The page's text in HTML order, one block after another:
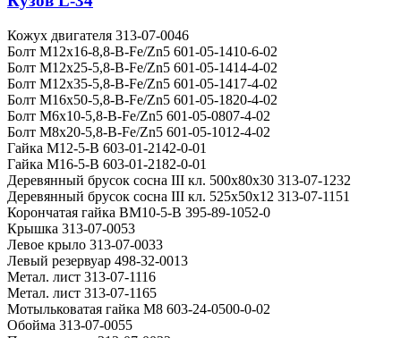
Кожух двигателя 313-07-0046
Болт M12x16-8,8-B-Fe/Zn5 601-05-1410-6-02
Болт M12x25-5,8-B-Fe/Zn5 601-05-1414-4-02
Болт M12x35-5,8-B-Fe/Zn5 601-05-1417-4-02
Болт M16x50-5,8-B-Fe/Zn5 601-05-1820-4-02
Болт M6x10-5,8-B-Fe/Zn5 601-05-0807-4-02
Болт M8x20-5,8-B-Fe/Zn5 601-05-1012-4-02
Гайка M12-5-B 603-01-2142-0-01
Гайка M16-5-B 603-01-2182-0-01
Деревянный брусок сосна III кл. 500x80x30 313-07-1232
Деревянный брусок сосна III кл. 525x50x12 313-07-1151
Корончатая гайка BM10-5-B 395-89-1052-0
Крышка 313-07-0053
Левое крыло 313-07-0033
Левый резервуар 498-32-0013
Метал. лист 313-07-1116
Метал. лист 313-07-1165
Мотыльковатая гайка M8 603-24-0500-0-02
Обойма 313-07-0055